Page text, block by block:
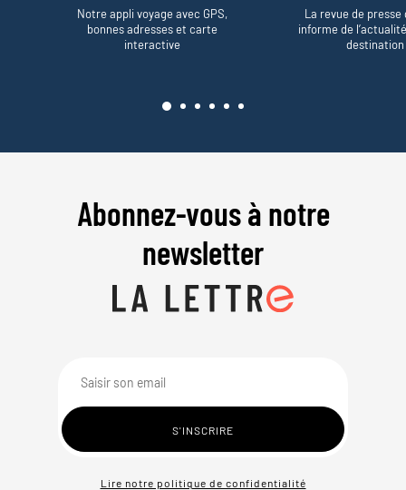
Notre appli voyage avec GPS,
bonnes adresses et carte
interactive
La revue de presse
informe de
destination
Abonnez-vous à notre
newsletter
Lire notre politique de confidentialité